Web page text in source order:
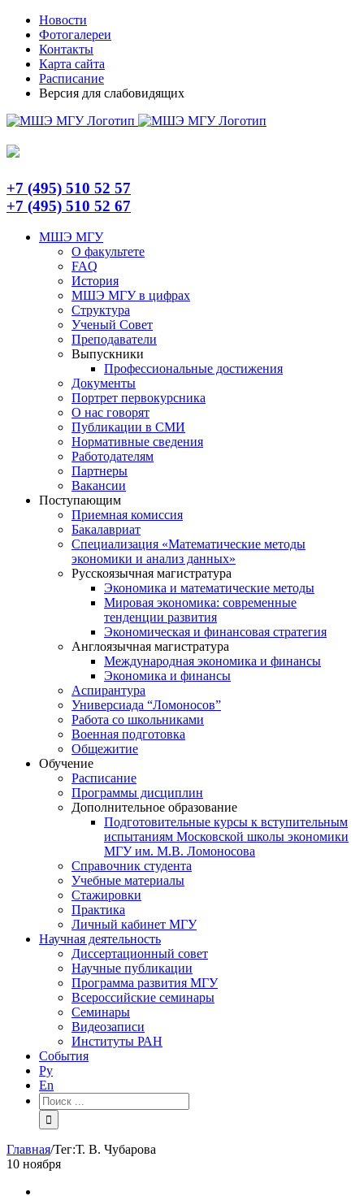
Skip
content
TelegramНовости
Фотогалереи
Контакты
Карта сайта
Расписание
Версия для слабовидящих
+7 (495) 510 52 57
+7 (495) 510 52 67
МШЭ МГУ
О факультете
FAQ
История
МШЭ МГУ в цифрах
Структура
Ученый Совет
Преподаватели
Выпускники
Профессиональные достижения
Документы
Портрет первокурсника
О нас говорят
Публикации в СМИ
Нормативные сведения
Работодателям
Партнеры
Вакансии
Поступающим
Приемная комиссия
Бакалавриат
Специализация «Математические методы
экономики и анализ данных»
Русскоязычная магистратура
Экономика и математические методы
Мировая экономика: современные
тенденции развития
Экономическая и финансовая стратегия
Англоязычная магистратура
Международная экономика и финансы
Экономика и финансы
Аспирантура
Универсиада “Ломоносов”
Работа со школьниками
Военная подготовка
Общежитие
Обучение
Расписание
Программы дисциплин
Дополнительное образование
Подготовительные курсы к вступительным
испытаниям Московской школы экономики
МГУ им. М.В. Ломоносова
Справочник студента
Учебные материалы
Стажировки
Практика
Личный кабинет МГУ
Научная деятельность
Диссертационный совет
Научные публикации
Программа развития МГУ
Всероссийские семинары
Семинары
Видеозаписи
Институты РАН
События
Ру
En
Результат
поиска:
Главная/Тег:Т. В. Чубарова
10 ноября